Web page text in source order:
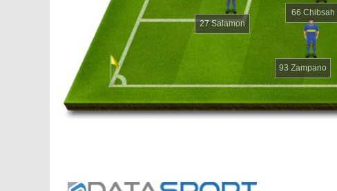
27 Salamon
93 Zampano
66 Chibsah